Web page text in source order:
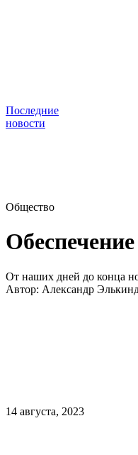
Последние
новости
Общество
От наших дней до конца
Автор: Александр
14 августа, 2023